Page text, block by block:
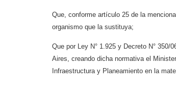
Que, conforme artículo 25 de la
organismo que la sustituya;
Que por Ley N° 1.925 y Decreto N° 350/
Aires, creando dicha normativa el
Infraestructura y Planeamiento en la